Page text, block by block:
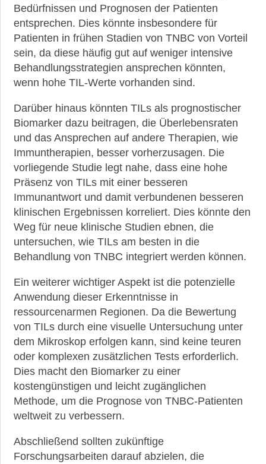
Bedürfnissen und Prognosen der Patienten
entsprechen. Dies könnte insbesondere für
Patienten in frühen Stadien von TNBC von Vorteil
sein, da diese häufig gut auf weniger intensive
Behandlungsstrategien ansprechen könnten,
wenn hohe TIL-Werte vorhanden sind.
Darüber hinaus könnten TILs als prognostischer
Biomarker dazu beitragen, die Überlebensraten
und das Ansprechen auf andere Therapien, wie
Immuntherapien, besser vorherzusagen. Die
vorliegende Studie legt nahe, dass eine hohe
Präsenz von TILs mit einer besseren
Immunantwort und damit verbundenen besseren
klinischen Ergebnissen korreliert. Dies könnte den
Weg für neue klinische Studien ebnen, die
untersuchen, wie TILs am besten in die
Behandlung von TNBC integriert werden können.
Ein weiterer wichtiger Aspekt ist die potenzielle
Anwendung dieser Erkenntnisse in
ressourcenarmen Regionen. Da die Bewertung
von TILs durch eine visuelle Untersuchung unter
dem Mikroskop erfolgen kann, sind keine teuren
oder komplexen zusätzlichen Tests erforderlich.
Dies macht den Biomarker zu einer
kostengünstigen und leicht zugänglichen
Methode, um die Prognose von TNBC-Patienten
weltweit zu verbessern.
Abschließend sollten zukünftige
Forschungsarbeiten darauf abzielen, die